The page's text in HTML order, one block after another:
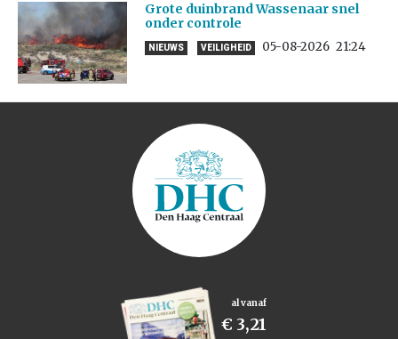
Grote duinbrand Wassenaar snel
onder controle
NIEUWS VEILIGHEID 05-08-2026 21:24
al vanaf
€ 3,21